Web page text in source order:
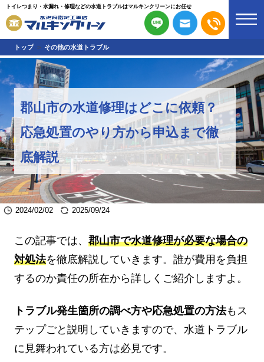
トイレつまり・水漏れ・修理などの水道トラブルはマルキンクリーンにお任せ
トップ その他の水道トラブル
郡山市の水道修理はどこに依頼？
応急処置のやり方から申込まで徹
底解説
2024/02/02 2025/09/24
この記事では、 郡山市で水道修理が必要な場合の
対処法を徹底解説していきます。誰が費用を負担
するのか責任の所在から詳しくご紹介しますよ。
トラブル発生箇所の調べ方や応急処置の方法もス
テップごと説明していきますので、水道トラブル
に見舞われている方は必見です。